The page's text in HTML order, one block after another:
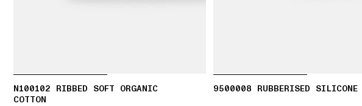
N100102 RIBBED SOFT ORGANIC
COTTON
9500008 RUBBERISED SILICONE